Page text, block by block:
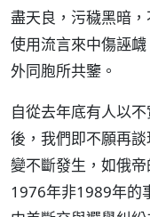
盡天良，污穢黑暗
使用流言來中傷誣
外同胞所共鑒。
自從去年底有人以
後，我們即不願再
變不斷發生，如俄
1976年非1989年的